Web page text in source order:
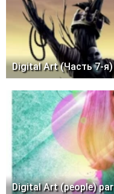
Digital Art (Часть 7-
Digital Art (people)